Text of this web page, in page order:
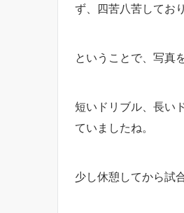
ず、四苦八苦してお
ということで、写真
短いドリブル、長い
ていましたね。
少し休憩してから試